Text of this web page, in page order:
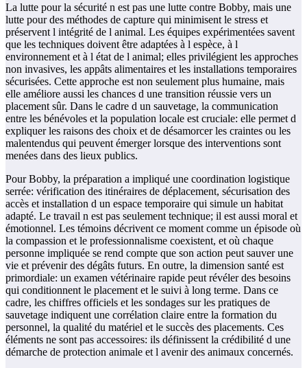
La lutte pour la sécurité n est pas une lutte contre Bobby, mais une
lutte pour des méthodes de capture qui minimisent le stress et
préservent l intégrité de l animal. Les équipes expérimentées savent
que les techniques doivent être adaptées à l espèce, à l
environnement et à l état de l animal; elles privilégient les approches
non invasives, les appâts alimentaires et les installations temporaires
sécurisées. Cette approche est non seulement plus humaine, mais
elle améliore aussi les chances d une transition réussie vers un
placement sûr. Dans le cadre d un sauvetage, la communication
entre les bénévoles et la population locale est cruciale: elle permet d
expliquer les raisons des choix et de désamorcer les craintes ou les
malentendus qui peuvent émerger lorsque des interventions sont
menées dans des lieux publics.
Pour Bobby, la préparation a impliqué une coordination logistique
serrée: vérification des itinéraires de déplacement, sécurisation des
accès et installation d un espace temporaire qui simule un habitat
adapté. Le travail n est pas seulement technique; il est aussi moral et
émotionnel. Les témoins décrivent ce moment comme un épisode où
la compassion et le professionnalisme coexistent, et où chaque
personne impliquée se rend compte que son action peut sauver une
vie et prévenir des dégâts futurs. En outre, la dimension santé est
primordiale: un examen vétérinaire rapide peut révéler des besoins
qui conditionnent le placement et le suivi à long terme. Dans ce
cadre, les chiffres officiels et les sondages sur les pratiques de
sauvetage indiquent une corrélation claire entre la formation du
personnel, la qualité du matériel et le succès des placements. Ces
éléments ne sont pas accessoires: ils définissent la crédibilité d une
démarche de protection animale et l avenir des animaux concernés.